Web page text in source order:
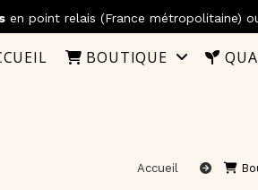
en point relais (France métropolitaine)
BOUTIQUE
Accueil